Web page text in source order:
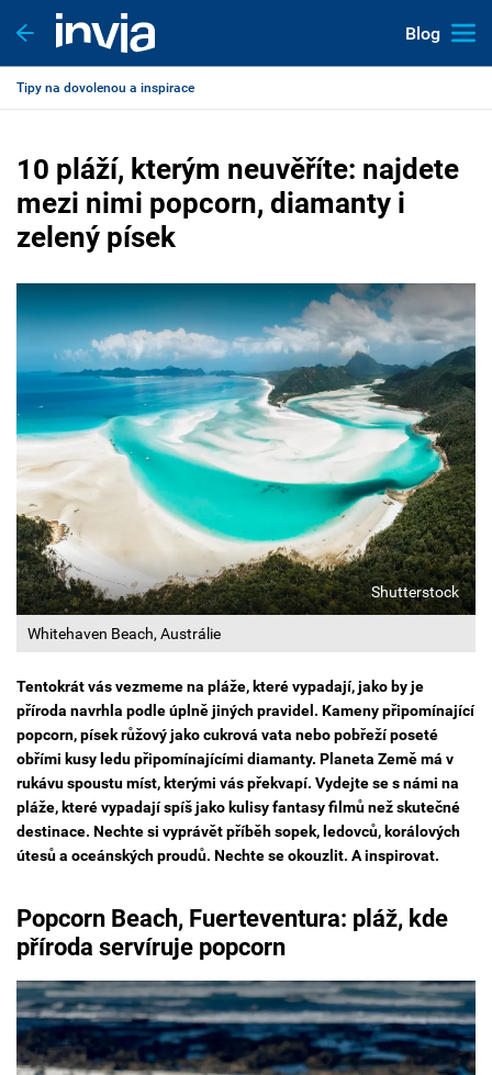
Blog
Tipy na dovolenou a inspirace
10 pláží, kterým neuvěříte: najdete
mezi nimi popcorn, diamanty i
zelený písek
Whitehaven Beach, Austrálie
Shutterstock
Tentokrát vás vezmeme na pláže, které vypadají, jako by je
příroda navrhla podle úplně jiných pravidel. Kameny připomínající
popcorn, písek růžový jako cukrová vata nebo pobřeží poseté
obřími kusy ledu připomínajícími diamanty. Planeta Země má v
rukávu spoustu míst, kterými vás překvapí. Vydejte se s námi na
pláže, které vypadají spíš jako kulisy fantasy filmů než skutečné
destinace. Nechte si vyprávět příběh sopek, ledovců, korálových
útesů a oceánských proudů. Nechte se okouzlit. A inspirovat.
Popcorn Beach, Fuerteventura: pláž, kde
příroda servíruje popcorn